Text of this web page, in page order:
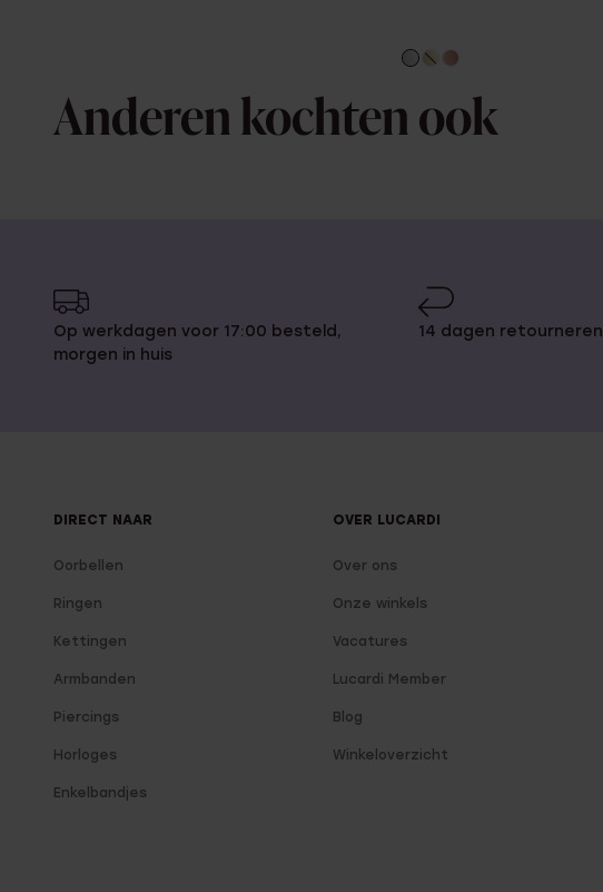
Anderen kochten ook
Op werkdagen voor 17:00 besteld,
morgen in huis
14 dagen retourneren
DIRECT NAAR
Oorbellen
Ringen
Kettingen
Armbanden
Piercings
Horloges
Enkelbandjes
OVER LUCARDI
Over ons
Onze winkels
Vacatures
Lucardi Member
Blog
Winkeloverzicht